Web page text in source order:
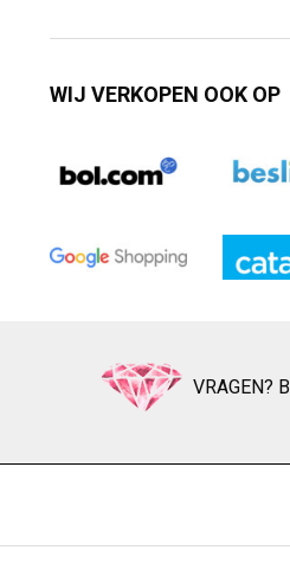
WIJ VERKOPEN OOK OP
VRAGEN?